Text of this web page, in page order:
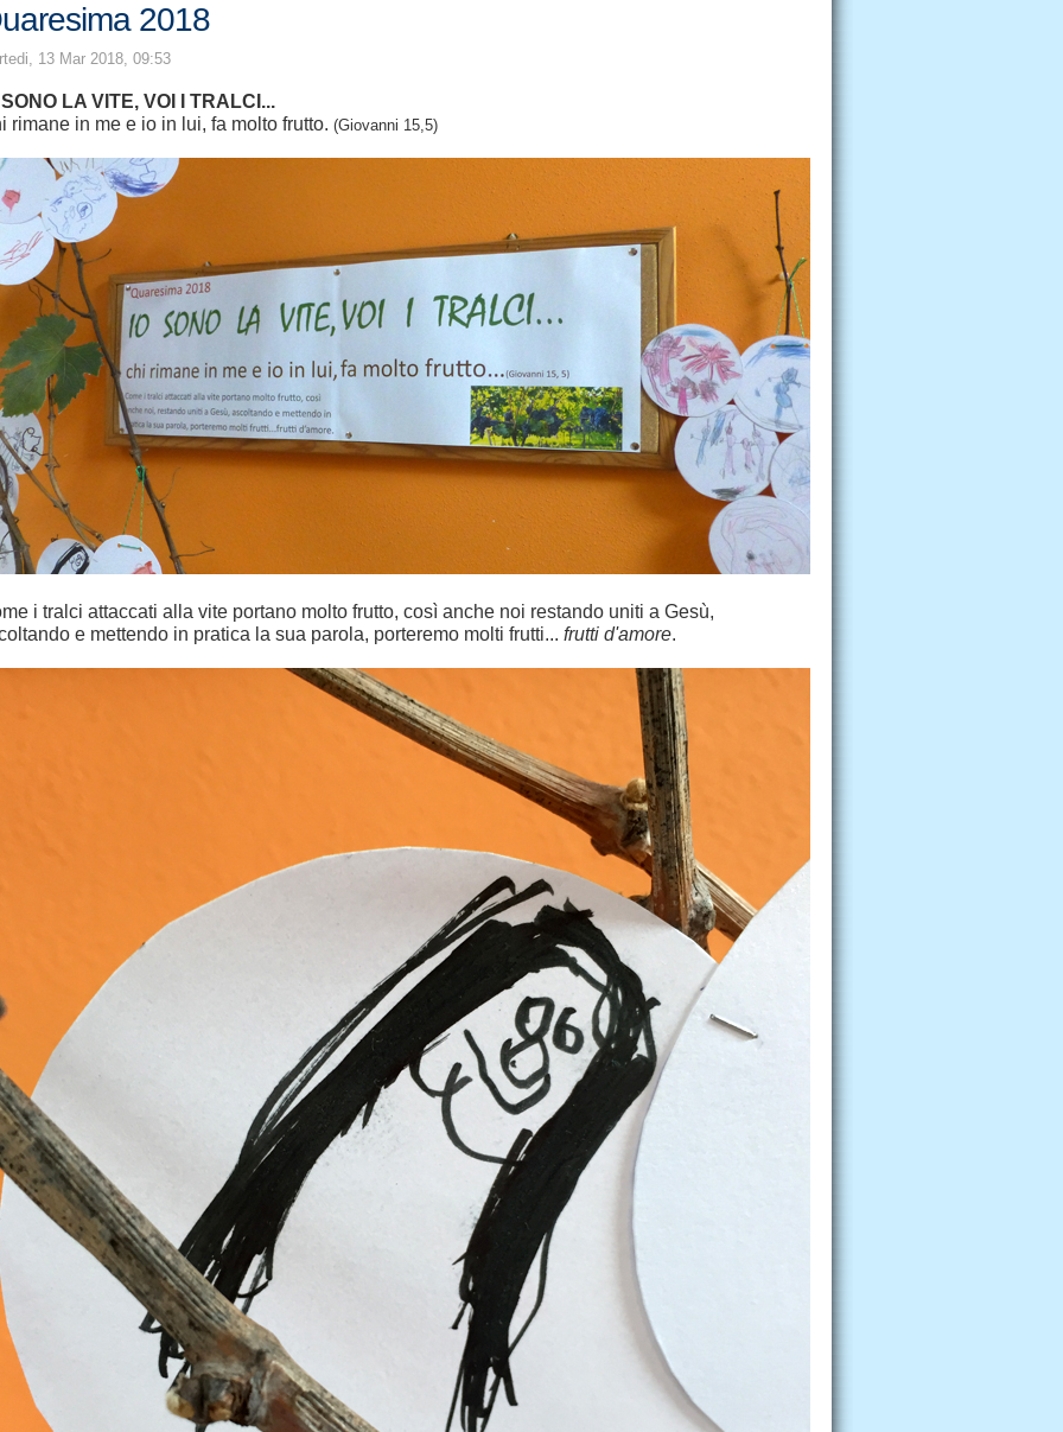
2018
13 Mar 2018, 09:53
LA VITE, VOI I TRALCI...
rimane in me e io in lui, fa molto frutto. (Giovanni 15,5)
i tralci attaccati alla vite portano molto frutto, così anche noi restando uniti a Gesù,
e mettendo in pratica la sua parola, porteremo molti frutti... frutti d'amore.